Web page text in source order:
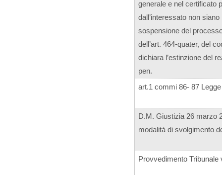
generale e nel certificato
dall’interessato non
sospensione del
dell’art. 464-quater, del
dichiara l’estinzione del
pen.
art.1 commi 86- 87
D.M. Giustizia 26 marzo
modalità di svolgimento
Provvedimento